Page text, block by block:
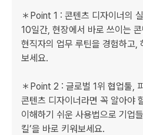
＊Point 1 : 콘텐츠 디자이너의
10일간, 현장에서 바로 쓰이는
현직자의 업무 루틴을 경험하고,
보세요.
＊Point 2 : 글로벌 1위 협업툴,
콘텐츠 디자이너라면 꼭 알아야
이해하기 쉬운 사용법으로 기업
킬’을 바로 키워보세요.